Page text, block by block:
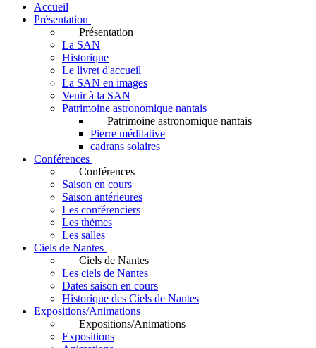
Accueil
Présentation
Présentation
La SAN
Historique
Le livret d'accueil
La SAN en images
Venir à la SAN
Patrimoine astronomique nantais
Patrimoine astronomique nantais
Pierre méditative
cadrans solaires
Conférences
Conférences
Saison en cours
Saison antérieures
Les conférenciers
Les thèmes
Les salles
Ciels de Nantes
Ciels de Nantes
Les ciels de Nantes
Dates saison en cours
Historique des Ciels de Nantes
Expositions/Animations
Expositions/Animations
Expositions